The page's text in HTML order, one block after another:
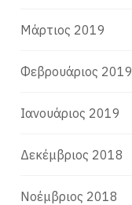
Μάρτιος 2019
Φεβρουάριος 2019
Ιανουάριος 2019
Δεκέμβριος 2018
Νοέμβριος 2018